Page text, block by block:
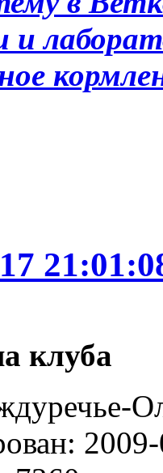
и
клуба